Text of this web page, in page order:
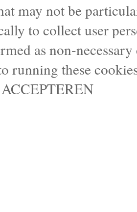
may not be
to collect user
as non-
running these